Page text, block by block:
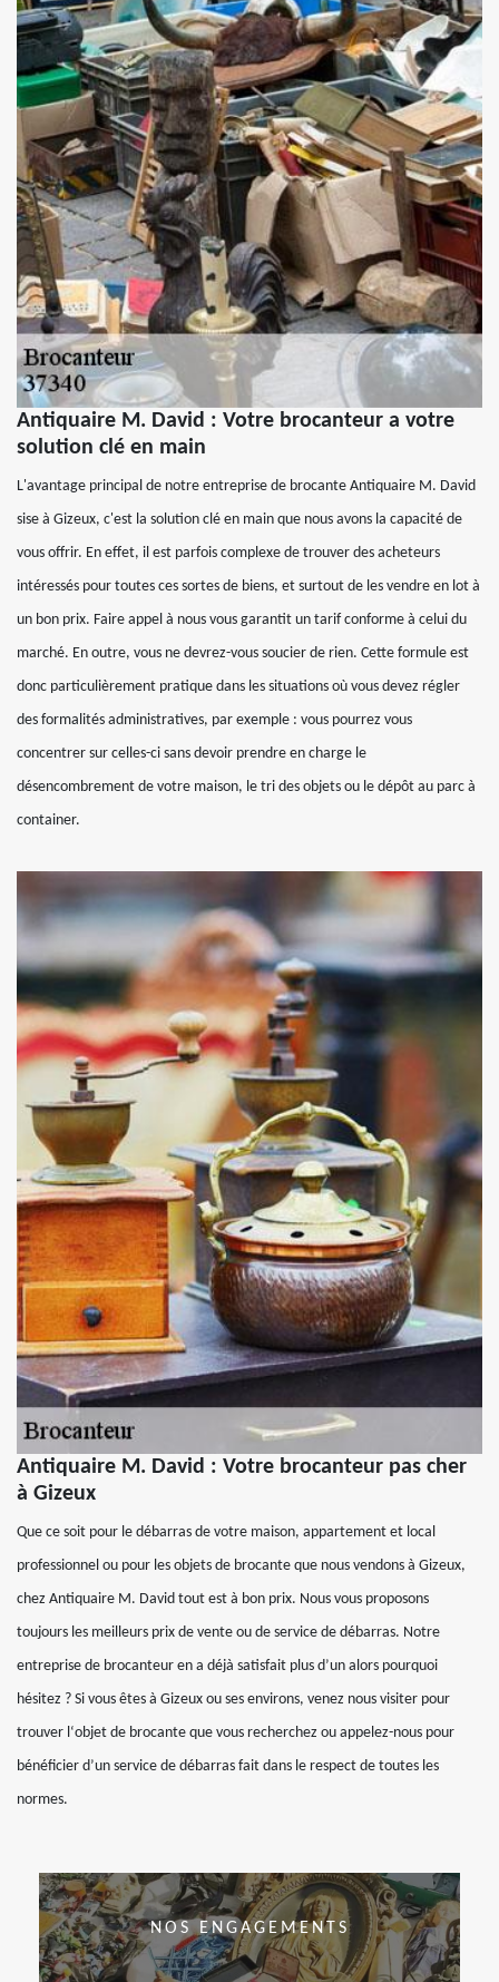
Antiquaire M. David : Votre brocanteur a votre
solution clé en main
L'avantage principal de notre entreprise de brocante Antiquaire M. David
sise à Gizeux, c'est la solution clé en main que nous avons la capacité de
vous offrir. En effet, il est parfois complexe de trouver des acheteurs
intéressés pour toutes ces sortes de biens, et surtout de les vendre en lot à
un bon prix. Faire appel à nous vous garantit un tarif conforme à celui du
marché. En outre, vous ne devrez-vous soucier de rien. Cette formule est
donc particulièrement pratique dans les situations où vous devez régler
des formalités administratives, par exemple : vous pourrez vous
concentrer sur celles-ci sans devoir prendre en charge le
désencombrement de votre maison, le tri des objets ou le dépôt au parc à
container.
Antiquaire M. David : Votre brocanteur pas cher
à Gizeux
Que ce soit pour le débarras de votre maison, appartement et local
professionnel ou pour les objets de brocante que nous vendons à Gizeux,
chez Antiquaire M. David tout est à bon prix. Nous vous proposons
toujours les meilleurs prix de vente ou de service de débarras. Notre
entreprise de brocanteur en a déjà satisfait plus d’un alors pourquoi
hésitez ? Si vous êtes à Gizeux ou ses environs, venez nous visiter pour
trouver l‘objet de brocante que vous recherchez ou appelez-nous pour
bénéficier d’un service de débarras fait dans le respect de toutes les
normes.
NOS ENGAGEMENTS